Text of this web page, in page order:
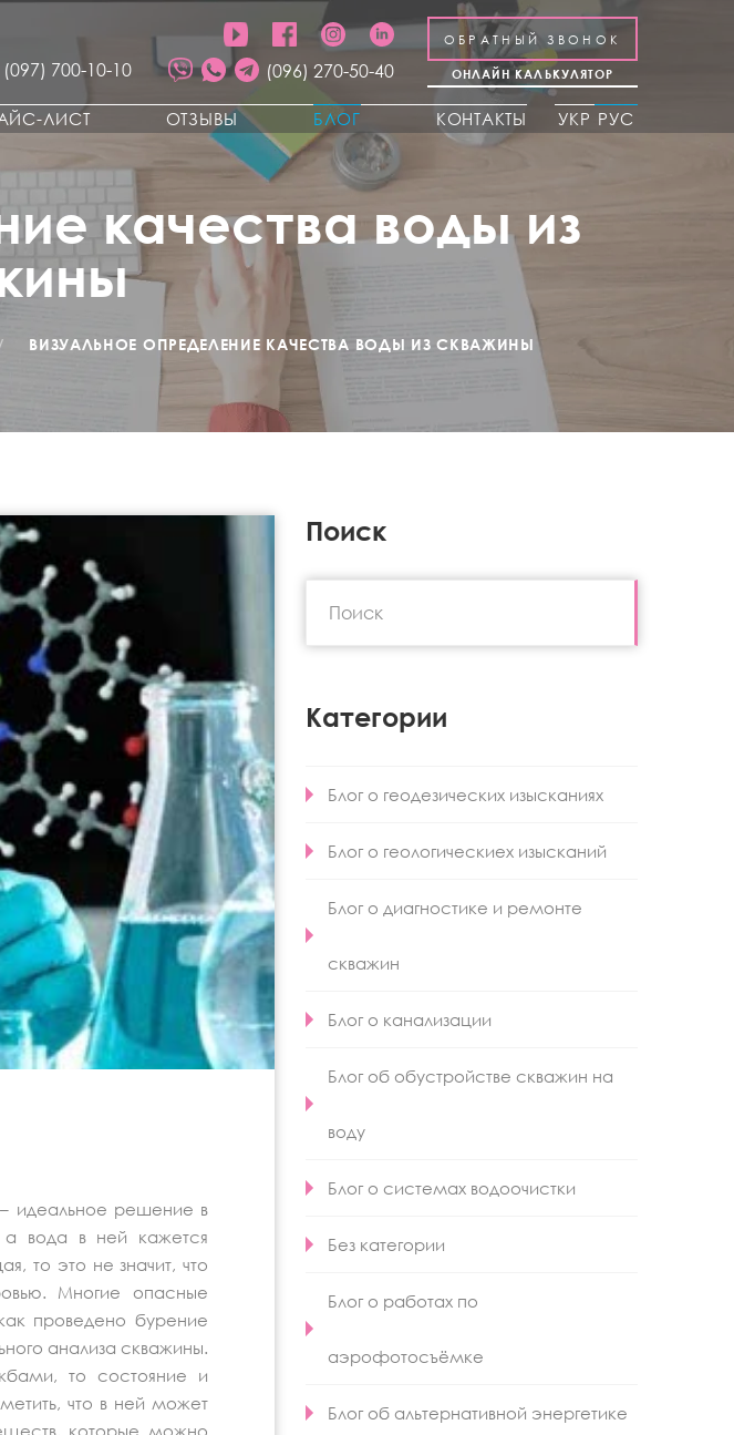
(097) 700-10-10 (096) 270-50-40
ОБРАТНЫЙ ЗВОНОК
ОНЛАЙН КАЛЬКУЛЯТОР
ЛИСТ ОТЗЫВЫ БЛОГ КОНТАКТЫ УКР РУС
качества воды из
/ ВИЗУАЛЬНОЕ ОПРЕДЕЛЕНИЕ КАЧЕСТВА ВОДЫ ИЗ СКВАЖИНЫ
идеальное решение в
а вода в ней кажется
то это не значит, что
Многие опасные
проведено бурение
анализа скважины.
то состояние и
что в ней может
которые можно
Поиск
Категории
Блог о геодезических изысканиях
Блог о геологическиех изысканий
Блог о диагностике и ремонте
скважин
Блог о канализации
Блог об обустройстве скважин на
воду
Блог о системах водоочистки
Без категории
Блог о работах по
аэрофотосъёмке
Блог об альтернативной энергетике